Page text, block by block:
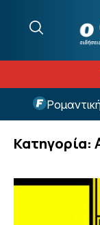
απόδραση
Κατηγορία: